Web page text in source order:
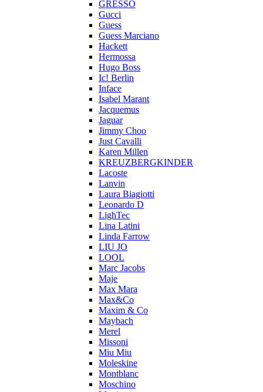
GRESSO
Gucci
Guess
Guess Marciano
Hackett
Hermossa
Hugo Boss
Ic! Berlin
Inface
Isabel Marant
Jacquemus
Jaguar
Jimmy Choo
Just Cavalli
Karen Millen
KREUZBERGKINDER
Lacoste
Lanvin
Laura Biagiotti
Leonardo D
LighTec
Lina Latini
Linda Farrow
LIU JO
LOOL
Marc Jacobs
Maje
Max Mara
Max&Co
Maxim & Co
Maybach
Merel
Missoni
Miu Miu
Moleskine
Montblanc
Moschino